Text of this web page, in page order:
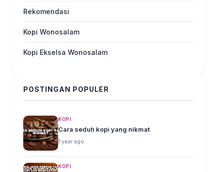
Rekomendasi
Kopi Wonosalam
Kopi Ekselsa Wonosalam
POSTINGAN POPULER
KOPI
Cara seduh kopi yang nikmat
1 year ago
KOPI